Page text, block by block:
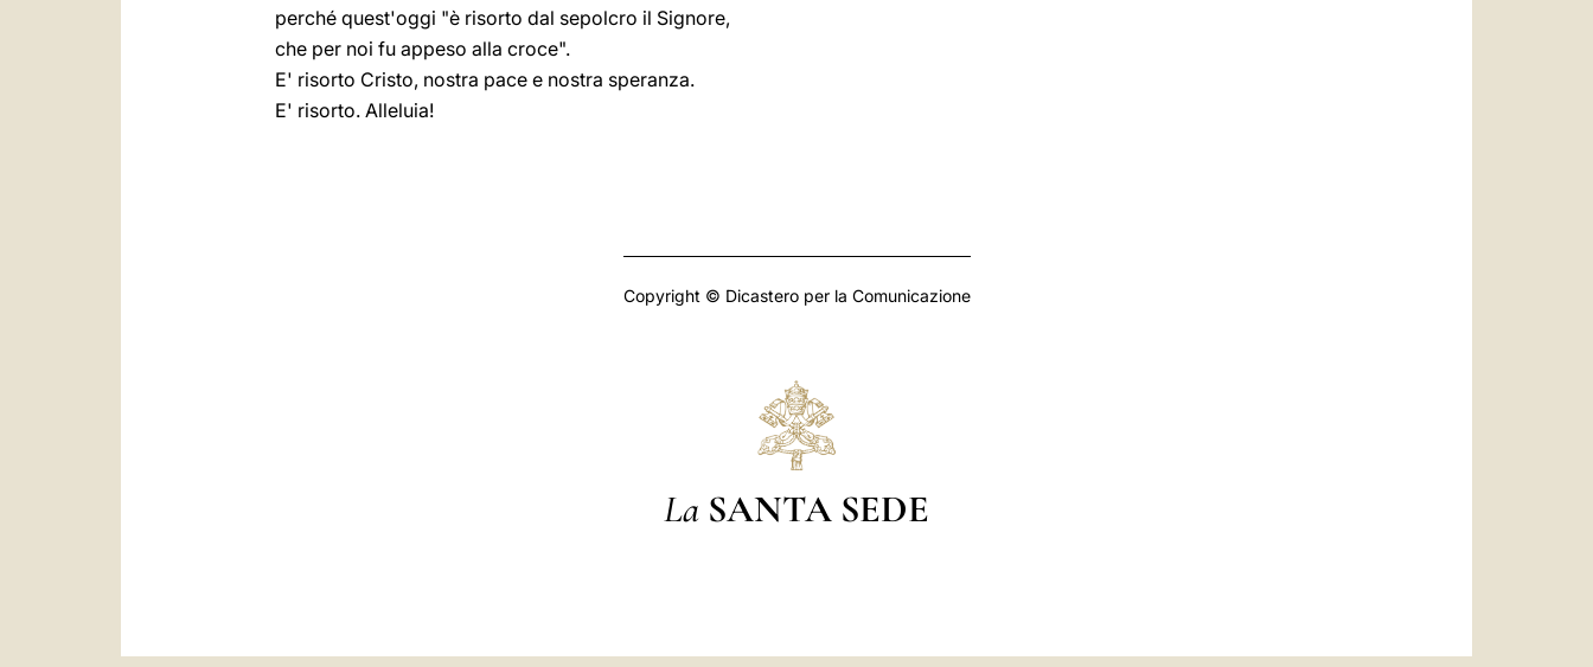
perché quest'oggi "è risorto dal sepolcro il Signore,
che per noi fu appeso alla croce".
E' risorto Cristo, nostra pace e nostra speranza.
E' risorto. Alleluia!
Copyright © Dicastero per la Comunicazione
La SANTA SEDE